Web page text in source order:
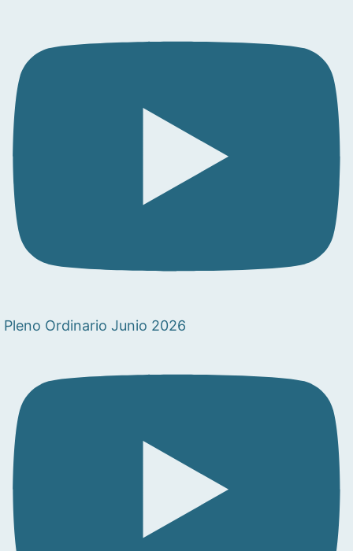
Pleno Ordinario Junio 2026